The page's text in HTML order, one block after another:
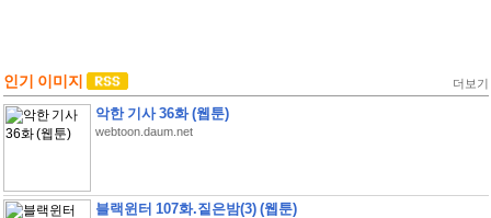
인기 이미지 더보기
악한 기사 36화 (웹툰)
webtoon.daum.net
블랙윈터 107화.짙은밤(3) (웹툰)